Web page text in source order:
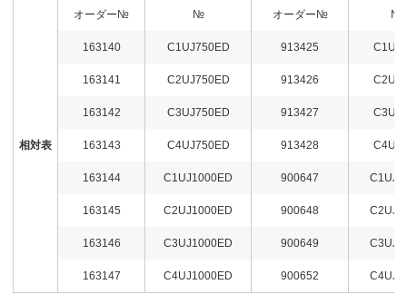
相対表
オーダー№ № オーダー№ №
163140 C1UJ750ED 913425
163141 C2UJ750ED 913426
163142 C3UJ750ED 913427
163143 C4UJ750ED 913428
163144 C1UJ1000ED 900647
163145 C2UJ1000ED 900648
163146 C3UJ1000ED 900649
163147 C4UJ1000ED 900652